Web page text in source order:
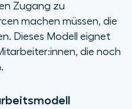
Zugang zu
machen müssen, die
Dieses Modell eignet
die noch